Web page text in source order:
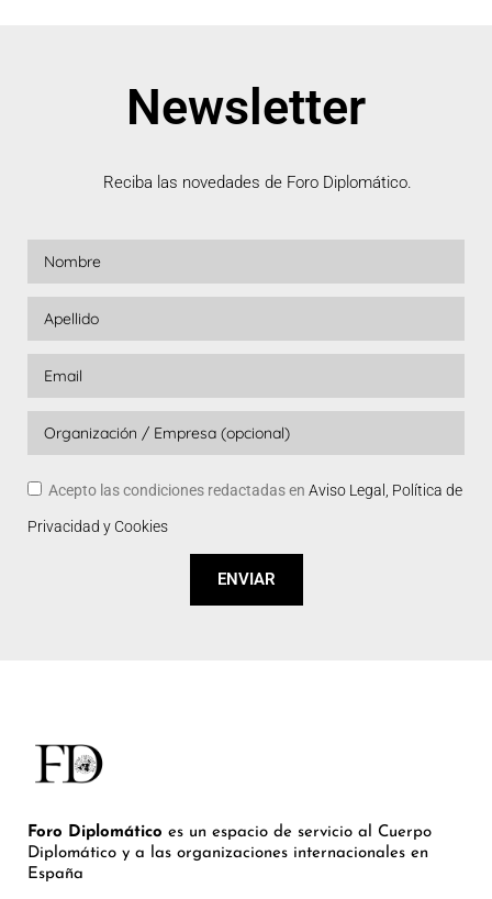
Newsletter
Reciba las novedades de Foro Diplomático.
Acepto las condiciones redactadas en Aviso Legal, Política de
Privacidad y Cookies
ENVIAR
Foro Diplomático es un espacio de servicio al Cuerpo
Diplomático y a las organizaciones internacionales en
España